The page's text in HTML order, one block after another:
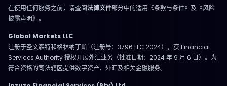
在使用任何服务之前，请查阅法律文件部分中的适用《条款与条件》及《风险
披露声明》。
Global Markets LLC
注册于圣文森特和格林纳丁斯（注册号：3796 LLC 2024），获 Financial
Services Authority 授权开展外汇业务（批准日期：2024 年 9 月 6 日）。为
符合资格的司法辖区提供数字资产、外汇及相关金融服务。